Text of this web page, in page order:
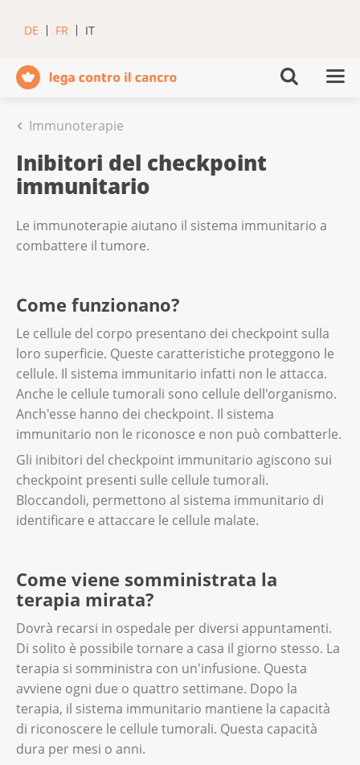
DE FR IT
Immunoterapie
Inibitori del checkpoint
immunitario
Le immunoterapie aiutano il sistema immunitario a
combattere il tumore.
Come funzionano?
Le cellule del corpo presentano dei checkpoint sulla
loro superficie. Queste caratteristiche proteggono le
cellule. Il sistema immunitario infatti non le attacca.
Anche le cellule tumorali sono cellule dell'organismo.
Anch'esse hanno dei checkpoint. Il sistema
immunitario non le riconosce e non può combatterle.
Gli inibitori del checkpoint immunitario agiscono sui
checkpoint presenti sulle cellule tumorali.
Bloccandoli, permettono al sistema immunitario di
identificare e attaccare le cellule malate.
Come viene somministrata la
terapia mirata?
Dovrà recarsi in ospedale per diversi appuntamenti.
Di solito è possibile tornare a casa il giorno stesso. La
terapia si somministra con un'infusione. Questa
avviene ogni due o quattro settimane. Dopo la
terapia, il sistema immunitario mantiene la capacità
di riconoscere le cellule tumorali. Questa capacità
dura per mesi o anni.